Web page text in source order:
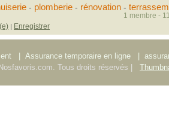
- plomberie- rénovation-
| Enregistrer
1 membre -
Assurance temporaire en ligne
Tous droits réservés |